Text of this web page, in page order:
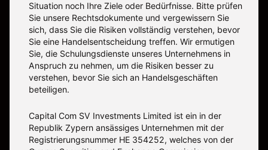
Situation noch Ihre Ziele oder Bedürfnisse. Bitte prüfen
Sie unsere Rechtsdokumente und vergewissern Sie
sich, dass Sie die Risiken vollständig verstehen, bevor
Sie eine Handelsentscheidung treffen. Wir ermutigen
Sie, die Schulungsdienste unseres Unternehmens in
Anspruch zu nehmen, um die Risiken besser zu
verstehen, bevor Sie sich an Handelsgeschäften
beteiligen.
Capital Com SV Investments Limited ist ein in der
Republik Zypern ansässiges Unternehmen mit der
Registrierungsnummer HE 354252, welches von der